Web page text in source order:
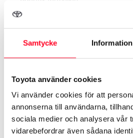
Samtycke Information
Toyota använder cookies
Vi använder cookies för att
annonserna till användarna,
sociala medier och analysera vår
vidarebefordrar även sådana
Se mer
Biluppgifter